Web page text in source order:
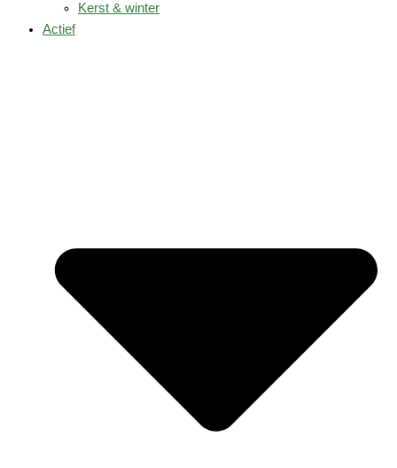
Kerst & winter
Actief